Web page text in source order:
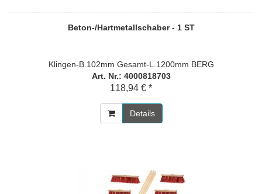
Beton-/Hartmetallschaber - 1 ST
Klingen-B.102mm Gesamt-L.1200mm BERG
Art. Nr.: 4000818703
118,94 € *
Details